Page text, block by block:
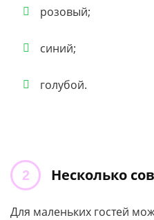
розовый;
синий;
голубой.
Несколько
Для маленьких гостей